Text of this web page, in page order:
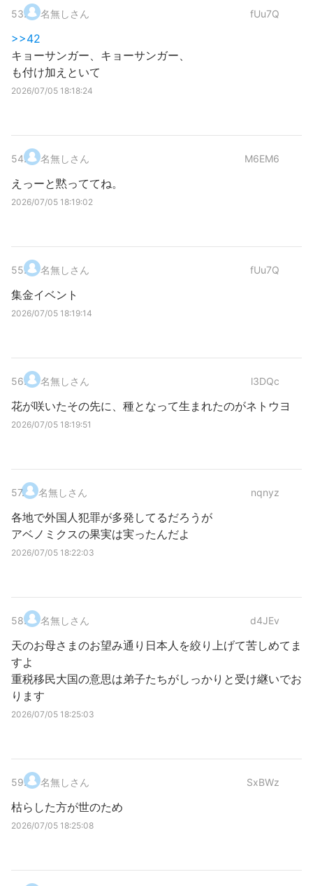
53. 名無しさん fUu7Q
>>42
キョーサンガー、キョーサンガー、
も付け加えといて
2026/07/05 18:18:24
54. 名無しさん M6EM6
えっーと黙っててね。
2026/07/05 18:19:02
55. 名無しさん fUu7Q
集金イベント
2026/07/05 18:19:14
56. 名無しさん l3DQc
花が咲いたその先に、種となって生まれたのがネトウヨ
2026/07/05 18:19:51
57. 名無しさん nqnyz
各地で外国人犯罪が多発してるだろうが
アベノミクスの果実は実ったんだよ
2026/07/05 18:22:03
58. 名無しさん d4JEv
天のお母さまのお望み通り日本人を絞り上げて苦しめてま
すよ
重税移民大国の意思は弟子たちがしっかりと受け継いでお
ります
2026/07/05 18:25:03
59. 名無しさん SxBWz
枯らした方が世のため
2026/07/05 18:25:08